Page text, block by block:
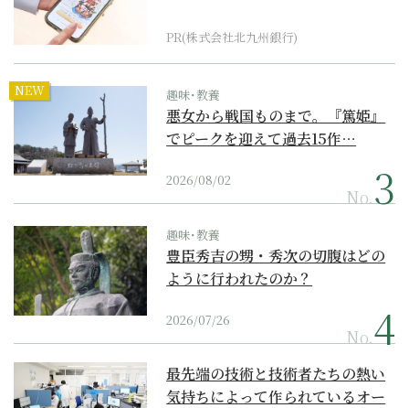
PR(株式会社北九州銀行)
NEW 趣味･教養
悪女から戦国ものまで。『篤姫』
でピークを迎えて過去15作…
2026/08/02
No.
趣味･教養
豊臣秀吉の甥・秀次の切腹はどの
ように行われたのか？
2026/07/26
No.
最先端の技術と技術者たちの熱い
気持ちによって作られているオー